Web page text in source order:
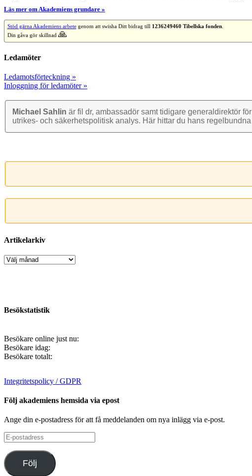
Läs mer om Akademiens grundare »
Stöd gärna Akademiens arbetegenom att swisha Ditt bidrag till 1236249460 Tibellska fonden.
Din gåva gör skillnad 🙏
Ledamöter
Ledamotsförteckning »
Inloggning för ledamöter »
Michael Sahlin är fil dr, ambassadör samt tidigare general­direktör
utrikes- och säkerhets­politisk analys. Här hittar du hans
Artikelarkiv
Artikelarkiv
Besökstatistik
Besökare online just nu:
Besökare idag:
Besökare totalt:
Integritetspolicy / GDPR
Följ akademiens hemsida via epost
Ange din e-postadress för att få meddelanden om nya inlägg via e-post.
E-
postadress
Följ